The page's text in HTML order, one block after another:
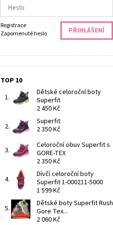
Registrace
Zapomenuté heslo
TOP 10
Dětské celoroční boty
Superfit
2 450 Kč
Superfit
2 350 Kč
Celoroční obuv Superfit s
GORE-TEX
2 350 Kč
Dívčí celoroční boty
Superfit 1-000211-5000
1 599 Kč
Dětské boty Superfit Rush
Gore Tex...
2 060 Kč